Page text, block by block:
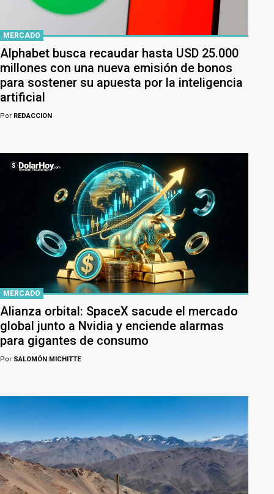
MERCADO
Alphabet busca recaudar hasta USD 25.000
millones con una nueva emisión de bonos
para sostener su apuesta por la inteligencia
artificial
Por REDACCION
MERCADO
Alianza orbital: SpaceX sacude el mercado
global junto a Nvidia y enciende alarmas
para gigantes de consumo
Por SALOMÓN MICHITTE